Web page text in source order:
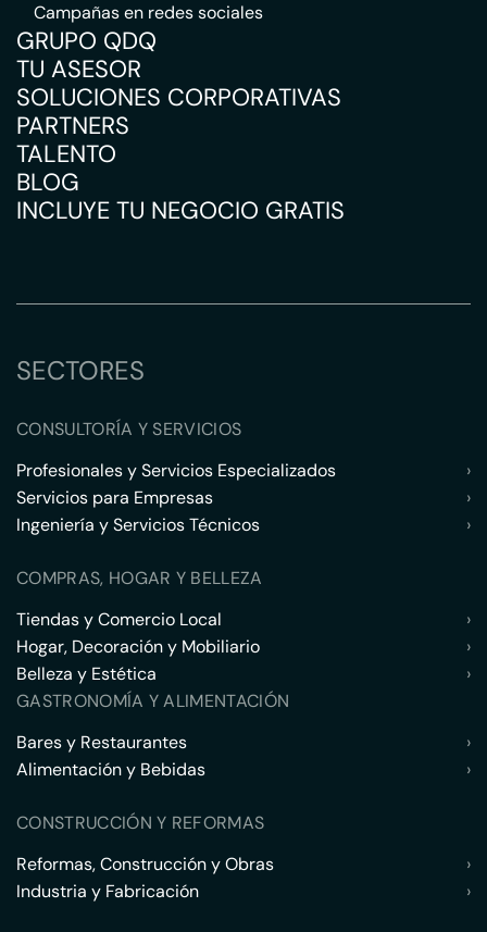
Campañas en redes sociales
GRUPO QDQ
TU ASESOR
SOLUCIONES CORPORATIVAS
PARTNERS
TALENTO
BLOG
INCLUYE TU NEGOCIO GRATIS
SECTORES
CONSULTORÍA Y SERVICIOS
Profesionales y Servicios Especializados
›
Servicios para Empresas
›
Ingeniería y Servicios Técnicos
›
COMPRAS, HOGAR Y BELLEZA
Tiendas y Comercio Local
›
Hogar, Decoración y Mobiliario
›
Belleza y Estética
›
GASTRONOMÍA Y ALIMENTACIÓN
Bares y Restaurantes
›
Alimentación y Bebidas
›
CONSTRUCCIÓN Y REFORMAS
Reformas, Construcción y Obras
›
Industria y Fabricación
›